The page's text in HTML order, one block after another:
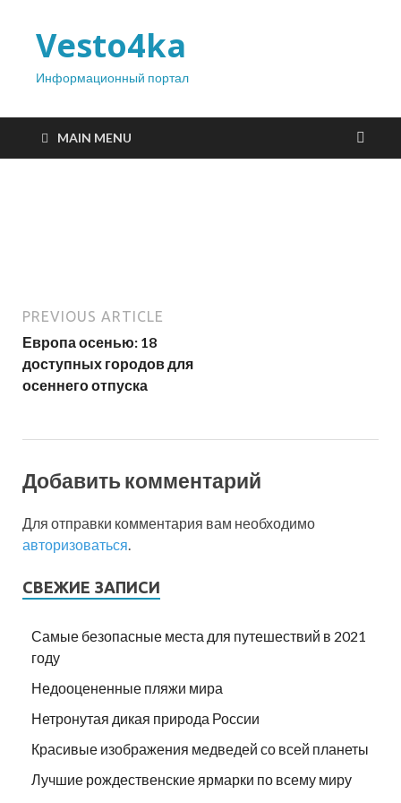
Vesto4ka
Информационный портал
MAIN MENU
PREVIOUS ARTICLE
Европа осенью: 18
доступных городов для
осеннего отпуска
Добавить комментарий
Для отправки комментария вам необходимо
авторизоваться
СВЕЖИЕ ЗАПИСИ
Самые безопасные места для путешествий в 2021
году
Недооцененные пляжи мира
Нетронутая дикая природа России
Красивые изображения медведей со всей планеты
Лучшие рождественские ярмарки по всему миру